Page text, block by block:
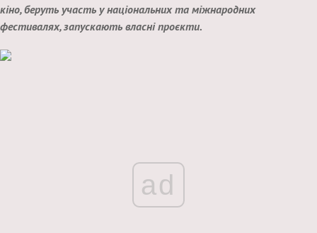
кіно, беруть участь у національних та міжнародних
фестивалях, запускають власні проєкти.
ad